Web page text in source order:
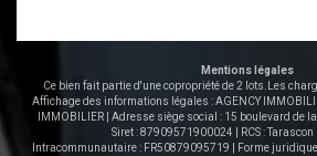
Mentions légales
Ce bien fait partie d'une copropriété de 2 lots.Les
Affichage des informations légales : AGENCY
IMMOBILIER | Adresse siège social : 15 boulevard de
Siret : 87909571900024 | RCS : Tarascon
Intracommunautaire : FR50879095719 | Forme juridique